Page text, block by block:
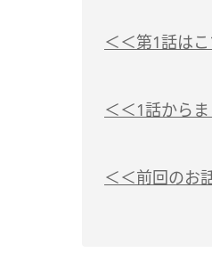
＜＜第1話は
＜＜1話から
＜＜前回のお